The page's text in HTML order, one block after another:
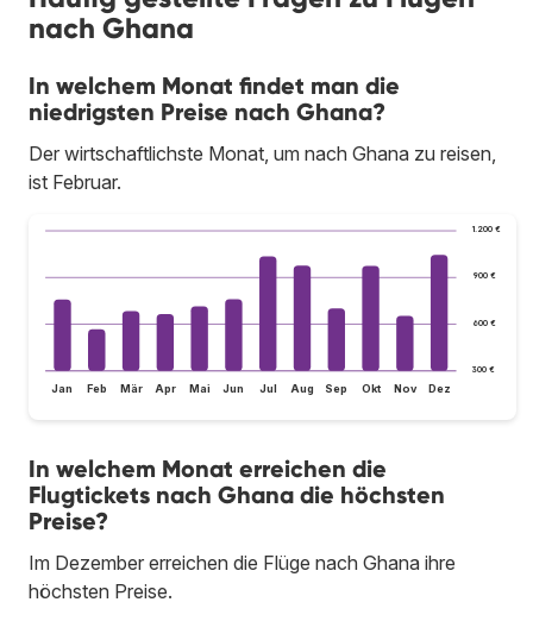
nach Ghana
In welchem Monat findet man die
niedrigsten Preise nach Ghana?
Der wirtschaftlichste Monat, um nach Ghana zu reisen,
ist Februar.
300 €
600 €
900 €
1.200 €
Jan Feb Mär Apr Mai Jun Jul Aug Sep Okt Nov Dez
In welchem Monat erreichen die
Flugtickets nach Ghana die höchsten
Preise?
Im Dezember erreichen die Flüge nach Ghana ihre
höchsten Preise.